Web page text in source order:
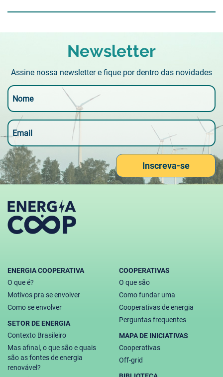
Newsletter
Assine nossa newsletter e fique por dentro das novidades
Inscreva-se
ENERGIA COOPERATIVA
O que é?
Motivos pra se envolver
Como se envolver
SETOR DE ENERGIA
Contexto Brasileiro
Mas afinal, o que são e quais
são as fontes de energia
renovável?
COOPERATIVAS
O que são
Como fundar uma
Cooperativas de energia
Perguntas frequentes
MAPA DE INICIATIVAS
Cooperativas
Off-grid